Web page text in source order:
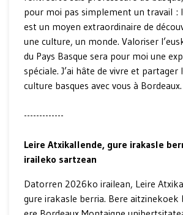
pour moi pas simplement un travail :
est un moyen extraordinaire de
une culture, un monde. Valoriser
du Pays Basque sera pour moi une
spéciale. J’ai hâte de vivre et partager
culture basques avec vous à
-------------
Leire Atxikallende, gure irakasle
iraileko sartzean
Datorren 2026ko irailean, Leire
gure irakasle berria. Bere aitzinekoek